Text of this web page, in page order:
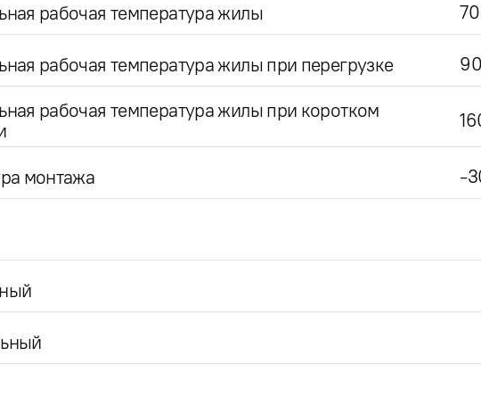
рабочая температура жилы 70
рабочая температура жилы при перегрузке 90
рабочая температура жилы при коротком
монтажа -